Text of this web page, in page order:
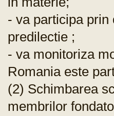
- va participa
predilectie ;
- va monitoriza
Romania este
(2) Schimbarea
membrilor